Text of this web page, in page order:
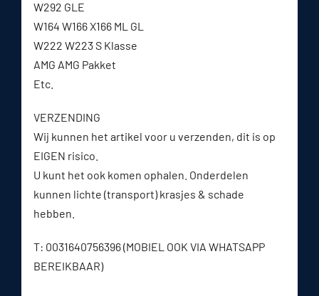
W292 GLE
W164 W166 X166 ML GL
W222 W223 S Klasse
AMG AMG Pakket
Etc.
VERZENDING
Wij kunnen het artikel voor u verzenden, dit is op
EIGEN risico.
U kunt het ook komen ophalen. Onderdelen
kunnen lichte (transport) krasjes & schade
hebben.
T: 0031640756396 (MOBIEL OOK VIA WHATSAPP
BEREIKBAAR)